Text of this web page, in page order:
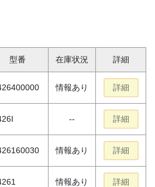
型番 在庫状況 詳細
情報あり 詳細
-- 詳細
情報あり 詳細
情報あり 詳細